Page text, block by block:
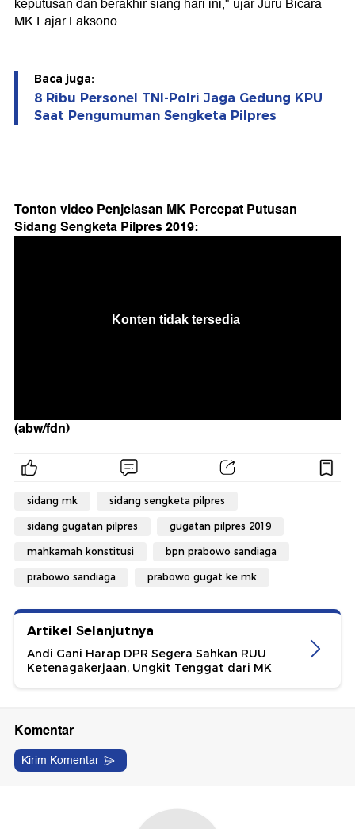
keputusan dan berakhir siang hari ini," ujar Juru Bicara
MK Fajar Laksono.
Baca juga:
8 Ribu Personel TNI-Polri Jaga Gedung KPU
Saat Pengumuman Sengketa Pilpres
Tonton video Penjelasan MK Percepat Putusan
Sidang Sengketa Pilpres 2019:
(abw/fdn)
sidang mk sidang sengketa pilpres
sidang gugatan pilpres gugatan pilpres 2019
mahkamah konstitusi bpn prabowo sandiaga
prabowo sandiaga prabowo gugat ke mk
Artikel Selanjutnya
Andi Gani Harap DPR Segera Sahkan RUU
Ketenagakerjaan, Ungkit Tenggat dari MK